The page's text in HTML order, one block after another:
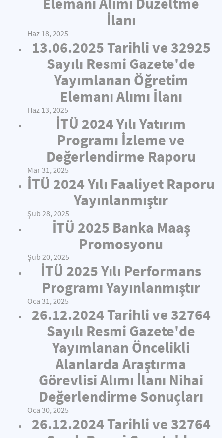
İlanı
Haz 18, 2025
13.06.2025 Tarihli ve 32925
Sayılı Resmi Gazete'de
Yayımlanan Öğretim
Elemanı Alımı İlanı
Haz 13, 2025
İTÜ 2024 Yılı Yatırım
Programı İzleme ve
Değerlendirme Raporu
Mar 31, 2025
İTÜ 2024 Yılı Faaliyet Raporu
Yayınlanmıştır
Şub 28, 2025
İTÜ 2025 Banka Maaş
Promosyonu
Şub 20, 2025
İTÜ 2025 Yılı Performans
Programı Yayınlanmıştır
Oca 31, 2025
26.12.2024 Tarihli ve 32764
Sayılı Resmi Gazete'de
Yayımlanan Öncelikli
Alanlarda Araştırma
Görevlisi Alımı İlanı Nihai
Değerlendirme Sonuçları
Oca 30, 2025
26.12.2024 Tarihli ve 32764